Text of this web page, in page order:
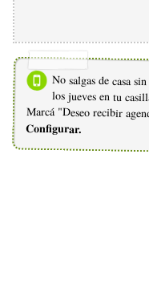
No salgas de casa
los jueves en tu
Marcá "Deseo recibir
Configurar.